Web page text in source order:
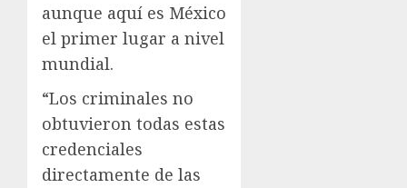
aunque aquí es México
el primer lugar a nivel
mundial.
“Los criminales no
obtuvieron todas estas
credenciales
directamente de las